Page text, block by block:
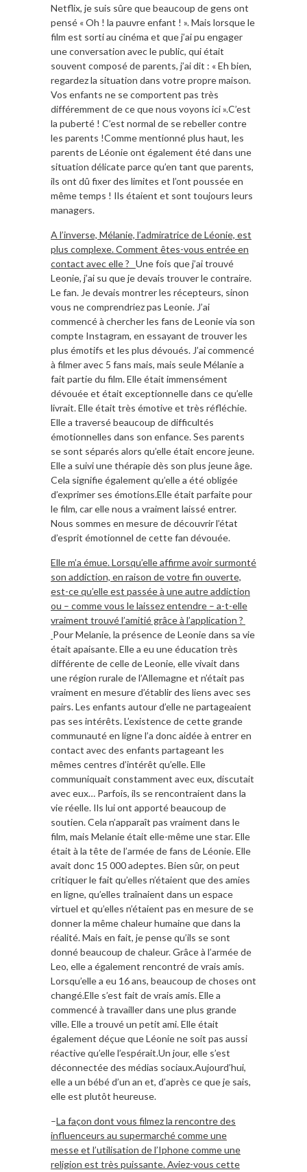
Netflix, je suis sûre que beaucoup de gens ont
pensé « Oh ! la pauvre enfant ! ». Mais lorsque le
film est sorti au cinéma et que j’ai pu engager
une conversation avec le public, qui était
souvent composé de parents, j’ai dit : « Eh bien,
regardez la situation dans votre propre maison.
Vos enfants ne se comportent pas très
différemment de ce que nous voyons ici ».C’est
la puberté ! C’est normal de se rebeller contre
les parents !Comme mentionné plus haut, les
parents de Léonie ont également été dans une
situation délicate parce qu’en tant que parents,
ils ont dû fixer des limites et l’ont poussée en
même temps ! Ils étaient et sont toujours leurs
managers.
A l’inverse, Mélanie, l’admiratrice de Léonie, est
plus complexe. Comment êtes-vous entrée en
contact avec elle ? Une fois que j’ai trouvé
Leonie, j’ai su que je devais trouver le contraire.
Le fan. Je devais montrer les récepteurs, sinon
vous ne comprendriez pas Leonie. J’ai
commencé à chercher les fans de Leonie via son
compte Instagram, en essayant de trouver les
plus émotifs et les plus dévoués. J’ai commencé
à filmer avec 5 fans mais, mais seule Mélanie a
fait partie du film. Elle était immensément
dévouée et était exceptionnelle dans ce qu’elle
livrait. Elle était très émotive et très réfléchie.
Elle a traversé beaucoup de difficultés
émotionnelles dans son enfance. Ses parents
se sont séparés alors qu’elle était encore jeune.
Elle a suivi une thérapie dès son plus jeune âge.
Cela signifie également qu’elle a été obligée
d’exprimer ses émotions.Elle était parfaite pour
le film, car elle nous a vraiment laissé entrer.
Nous sommes en mesure de découvrir l’état
d’esprit émotionnel de cette fan dévouée.
Elle m’a émue. Lorsqu’elle affirme avoir surmonté
son addiction, en raison de votre fin ouverte,
est-ce qu’elle est passée à une autre addiction
ou – comme vous le laissez entendre – a-t-elle
vraiment trouvé l’amitié grâce à l’application ?
Pour Melanie, la présence de Leonie dans sa vie
était apaisante. Elle a eu une éducation très
différente de celle de Leonie, elle vivait dans
une région rurale de l’Allemagne et n’était pas
vraiment en mesure d’établir des liens avec ses
pairs. Les enfants autour d’elle ne partageaient
pas ses intérêts. L’existence de cette grande
communauté en ligne l’a donc aidée à entrer en
contact avec des enfants partageant les
mêmes centres d’intérêt qu’elle. Elle
communiquait constamment avec eux, discutait
avec eux… Parfois, ils se rencontraient dans la
vie réelle. Ils lui ont apporté beaucoup de
soutien. Cela n’apparaît pas vraiment dans le
film, mais Melanie était elle-même une star. Elle
était à la tête de l’armée de fans de Léonie. Elle
avait donc 15 000 adeptes. Bien sûr, on peut
critiquer le fait qu’elles n’étaient que des amies
en ligne, qu’elles traînaient dans un espace
virtuel et qu’elles n’étaient pas en mesure de se
donner la même chaleur humaine que dans la
réalité. Mais en fait, je pense qu’ils se sont
donné beaucoup de chaleur. Grâce à l’armée de
Leo, elle a également rencontré de vrais amis.
Lorsqu’elle a eu 16 ans, beaucoup de choses ont
changé.Elle s’est fait de vrais amis. Elle a
commencé à travailler dans une plus grande
ville. Elle a trouvé un petit ami. Elle était
également déçue que Léonie ne soit pas aussi
réactive qu’elle l’espérait.Un jour, elle s’est
déconnectée des médias sociaux.Aujourd’hui,
elle a un bébé d’un an et, d’après ce que je sais,
elle est plutôt heureuse.
–La façon dont vous filmez la rencontre des
influenceurs au supermarché comme une
messe et l’utilisation de l’Iphone comme une
religion est très puissante. Aviez-vous cette